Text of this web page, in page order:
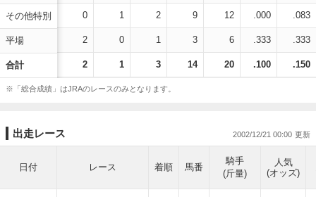
その他特別
平場
合計
0 1 2 9 12 .000 .083
2 0 1 3 6 .333 .333
2 1 3 14 20 .100 .150
※「総合成績」はJRAのレースのみとなります。
出走レース 2002/12/21 00:00
日付 レース 着順 馬番
騎手
(斤量)
人気
(オッズ)